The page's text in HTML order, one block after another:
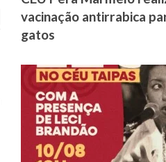
vacinação antirrabica
gatos